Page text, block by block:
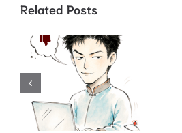
Related Posts
คำสแลง 酸民 ชาว
เน็ตขี้อิจฉา / 吃不
到葡萄说葡萄酸
กินองุ่นไม่ได้ เลย
บอกว่าองุ่นเปรี้ยว